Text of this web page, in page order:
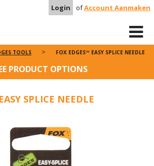
Login ofAccount Aanmaken
TOOLS FOX EDGES™ EASY SPLICE NEEDLE
PRODUCT OPTIONS
SPLICE NEEDLE